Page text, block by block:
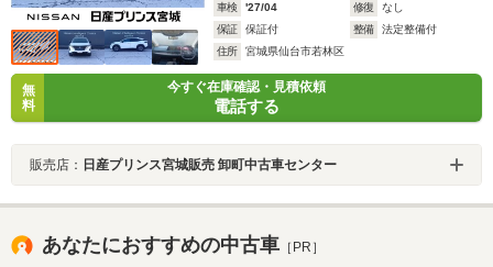
車検
'27/04 修復
なし
保証
保証付 整備
法定整備付
住所
宮城県仙台市若林区
無
料
今すぐ在庫確認・見積依頼
電話する
販売店： 日産プリンス宮城販売 卸町中古車センター
あなたにおすすめの中古車 ［PR］